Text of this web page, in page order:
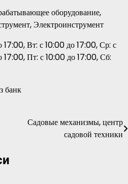
оборудование,
Электроинструмент
Вт: с 10:00 до 17:00, Ср: с
17:00, Пт: с 10:00 до 17:00, Сб:
банк
Садовые механизмы, центр
садовой техники